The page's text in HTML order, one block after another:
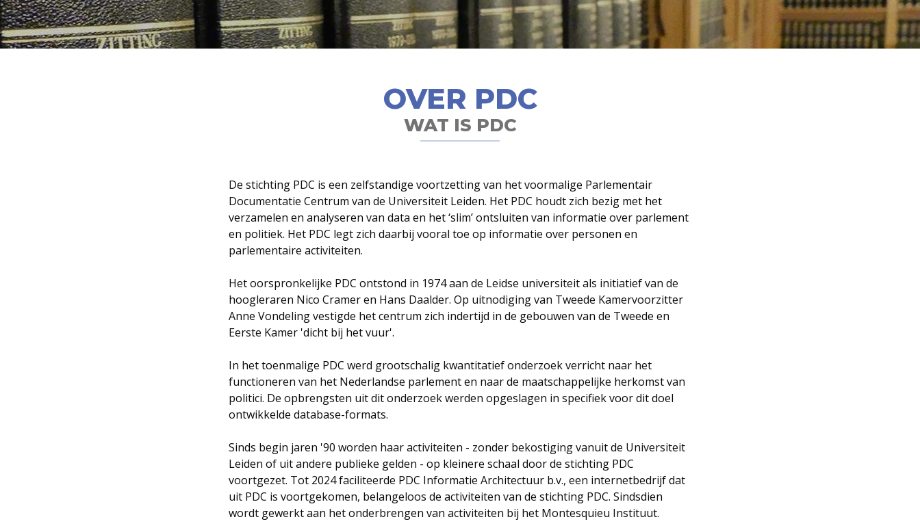
OVER PDC
WAT IS PDC
De stichting PDC is een zelfstandige voortzetting van het voormalige Parlementair
Documentatie Centrum van de Universiteit Leiden. Het PDC houdt zich bezig met het
verzamelen en analyseren van data en het ‘slim’ ontsluiten van informatie over parlement
en politiek. Het PDC legt zich daarbij vooral toe op informatie over personen en
parlementaire activiteiten.
Het oorspronkelijke PDC ontstond in 1974 aan de Leidse universiteit als initiatief van de
hoogleraren Nico Cramer en Hans Daalder. Op uitnodiging van Tweede Kamervoorzitter
Anne Vondeling vestigde het centrum zich indertijd in de gebouwen van de Tweede en
Eerste Kamer 'dicht bij het vuur'.
In het toenmalige PDC werd grootschalig kwantitatief onderzoek verricht naar het
functioneren van het Nederlandse parlement en naar de maatschappelijke herkomst van
politici. De opbrengsten uit dit onderzoek werden opgeslagen in specifiek voor dit doel
ontwikkelde database-formats.
Sinds begin jaren '90 worden haar activiteiten - zonder bekostiging vanuit de Universiteit
Leiden of uit andere publieke gelden - op kleinere schaal door de stichting PDC
voortgezet. Tot 2024 faciliteerde PDC Informatie Architectuur b.v., een internetbedrijf dat
uit PDC is voortgekomen, belangeloos de activiteiten van de stichting PDC. Sindsdien
wordt gewerkt aan het onderbrengen van activiteiten bij het Montesquieu Instituut.